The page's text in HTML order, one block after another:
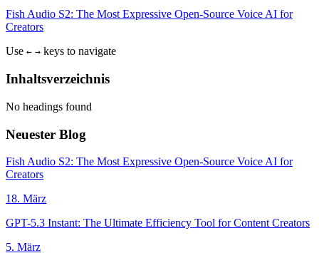
Fish Audio S2: The Most Expressive Open-Source Voice AI for
Creators
Use ← → keys to navigate
Inhaltsverzeichnis
No headings found
Neuester Blog
Fish Audio S2: The Most Expressive Open-Source Voice AI for
Creators
18. März
GPT-5.3 Instant: The Ultimate Efficiency Tool for Content Creators
5. März